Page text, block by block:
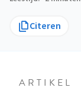
Citeren
ARTIKEL